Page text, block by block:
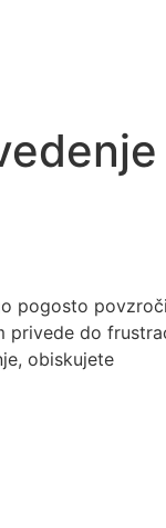
pogosto
privede do
obiskujete